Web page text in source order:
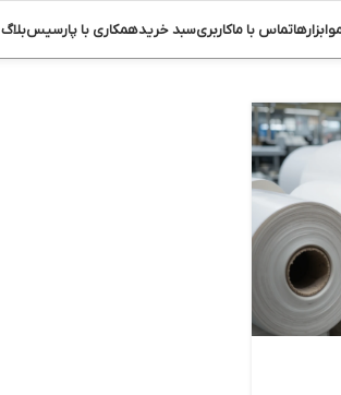
ابزارهاتماس با ماکاربریسبد خریدهمکاری با پارسیسبلاگ